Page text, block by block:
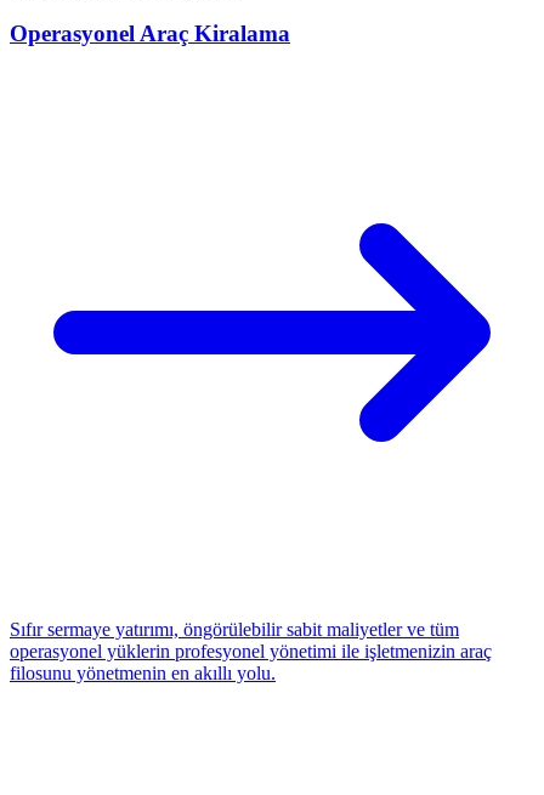
Operasyonel Araç Kiralama
Sıfır sermaye yatırımı, öngörülebilir sabit maliyetler ve tüm
operasyonel yüklerin profesyonel yönetimi ile işletmenizin araç
filosunu yönetmenin en akıllı yolu.